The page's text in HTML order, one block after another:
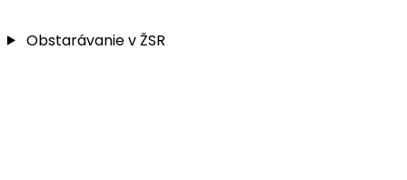
Obstarávanie v ŽSR